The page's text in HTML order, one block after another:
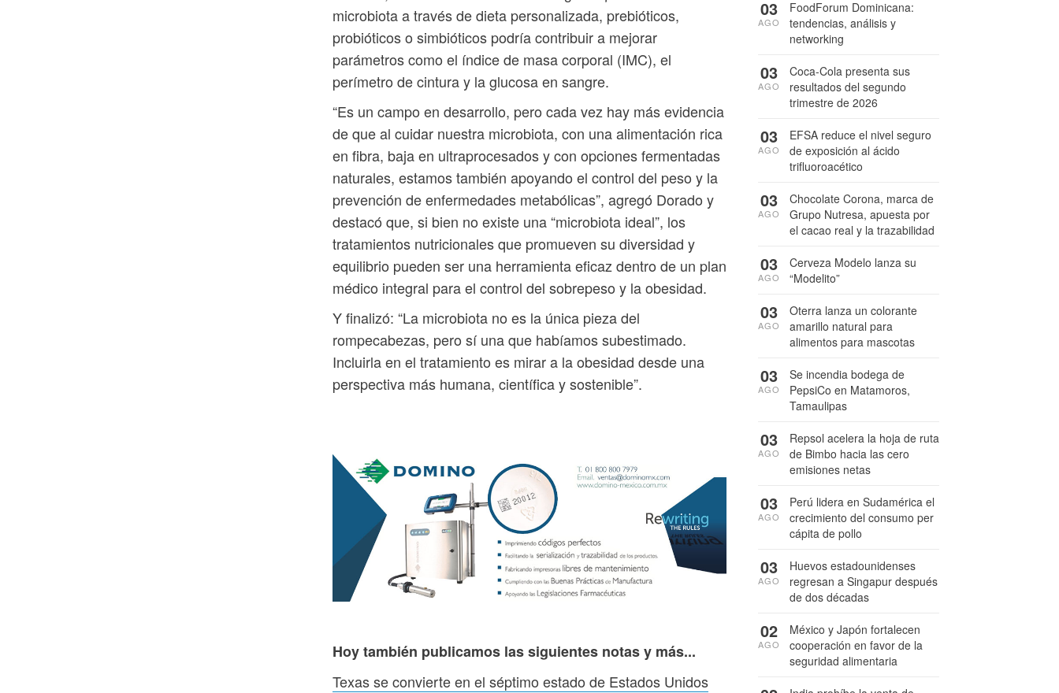
microbiota a través de dieta personalizada, prebióticos,
probióticos o simbióticos podría contribuir a mejorar
parámetros como el índice de masa corporal (IMC), el
perímetro de cintura y la glucosa en sangre.
“Es un campo en desarrollo, pero cada vez hay más evidencia
de que al cuidar nuestra microbiota, con una alimentación rica
en fibra, baja en ultraprocesados y con opciones fermentadas
naturales, estamos también apoyando el control del peso y la
prevención de enfermedades metabólicas”, agregó Dorado y
destacó que, si bien no existe una “microbiota ideal”, los
tratamientos nutricionales que promueven su diversidad y
equilibrio pueden ser una herramienta eficaz dentro de un plan
médico integral para el control del sobrepeso y la obesidad.
Y finalizó: “La microbiota no es la única pieza del
rompecabezas, pero sí una que habíamos subestimado.
Incluirla en el tratamiento es mirar a la obesidad desde una
perspectiva más humana, científica y sostenible”.
Hoy también publicamos las siguientes notas y más...
Texas se convierte en el séptimo estado de Estados Unidos
FoodForum Dominicana:
tendencias, análisis y
networking
03
AGO
Coca-Cola presenta sus
resultados del segundo
trimestre de 2026
03
AGO
EFSA reduce el nivel seguro
de exposición al ácido
trifluoroacético
03
AGO
Chocolate Corona, marca de
Grupo Nutresa, apuesta por
el cacao real y la trazabilidad
03
AGO
Cerveza Modelo lanza su
“Modelito”
03
AGO
Oterra lanza un colorante
amarillo natural para
alimentos para mascotas
03
AGO
Se incendia bodega de
PepsiCo en Matamoros,
Tamaulipas
03
AGO
Repsol acelera la hoja de ruta
de Bimbo hacia las cero
emisiones netas
03
AGO
Perú lidera en Sudamérica el
crecimiento del consumo per
cápita de pollo
03
AGO
Huevos estadounidenses
regresan a Singapur después
de dos décadas
03
AGO
México y Japón fortalecen
cooperación en favor de la
seguridad alimentaria
02
AGO